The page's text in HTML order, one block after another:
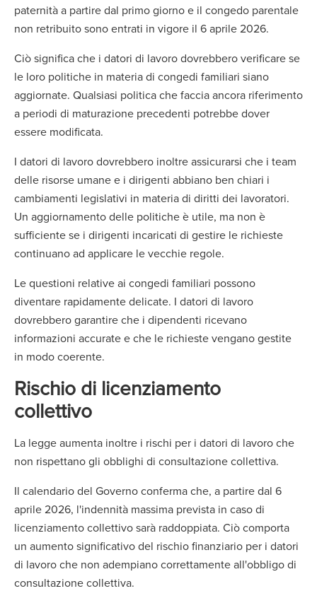
paternità a partire dal primo giorno e il congedo parentale
non retribuito sono entrati in vigore il 6 aprile 2026.
Ciò significa che i datori di lavoro dovrebbero verificare se
le loro politiche in materia di congedi familiari siano
aggiornate. Qualsiasi politica che faccia ancora riferimento
a periodi di maturazione precedenti potrebbe dover
essere modificata.
I datori di lavoro dovrebbero inoltre assicurarsi che i team
delle risorse umane e i dirigenti abbiano ben chiari i
cambiamenti legislativi in materia di diritti dei lavoratori.
Un aggiornamento delle politiche è utile, ma non è
sufficiente se i dirigenti incaricati di gestire le richieste
continuano ad applicare le vecchie regole.
Le questioni relative ai congedi familiari possono
diventare rapidamente delicate. I datori di lavoro
dovrebbero garantire che i dipendenti ricevano
informazioni accurate e che le richieste vengano gestite
in modo coerente.
Rischio di licenziamento
collettivo
La legge aumenta inoltre i rischi per i datori di lavoro che
non rispettano gli obblighi di consultazione collettiva.
Il calendario del Governo conferma che, a partire dal 6
aprile 2026, l'indennità massima prevista in caso di
licenziamento collettivo sarà raddoppiata. Ciò comporta
un aumento significativo del rischio finanziario per i datori
di lavoro che non adempiano correttamente all'obbligo di
consultazione collettiva.